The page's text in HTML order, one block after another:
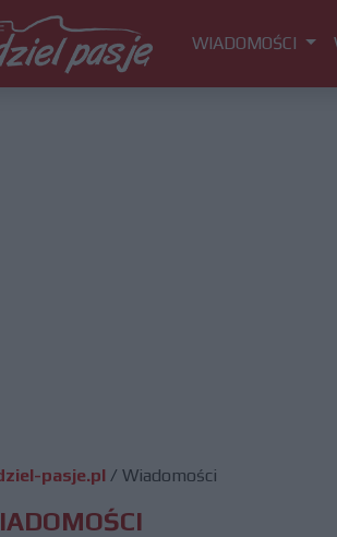
WIADOMOŚCI
pasje.pl / Wiadomości